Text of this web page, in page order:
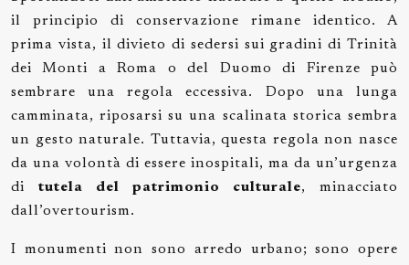
il principio di conservazione rimane identico. A
prima vista, il divieto di sedersi sui gradini di Trinità
dei Monti a Roma o del Duomo di Firenze può
sembrare una regola eccessiva. Dopo una lunga
camminata, riposarsi su una scalinata storica sembra
un gesto naturale. Tuttavia, questa regola non nasce
da una volontà di essere inospitali, ma da un’urgenza
di tutela del patrimonio culturale, minacciato
dall’overtourism.
I monumenti non sono arredo urbano; sono opere